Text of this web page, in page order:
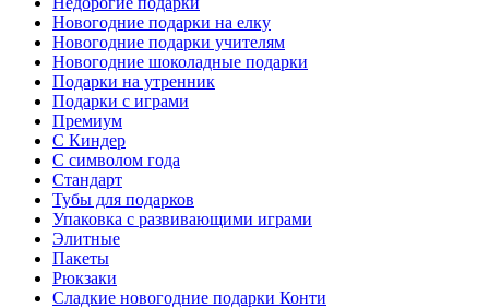
Новогодние подарки на елку
Новогодние подарки учителям
Новогодние шоколадные подарки
Подарки на утренник
Подарки с играми
Премиум
С Киндер
С символом года
Стандарт
Тубы для подарков
Упаковка с развивающими играми
Элитные
Пакеты
Рюкзаки
Сладкие новогодние подарки Конти